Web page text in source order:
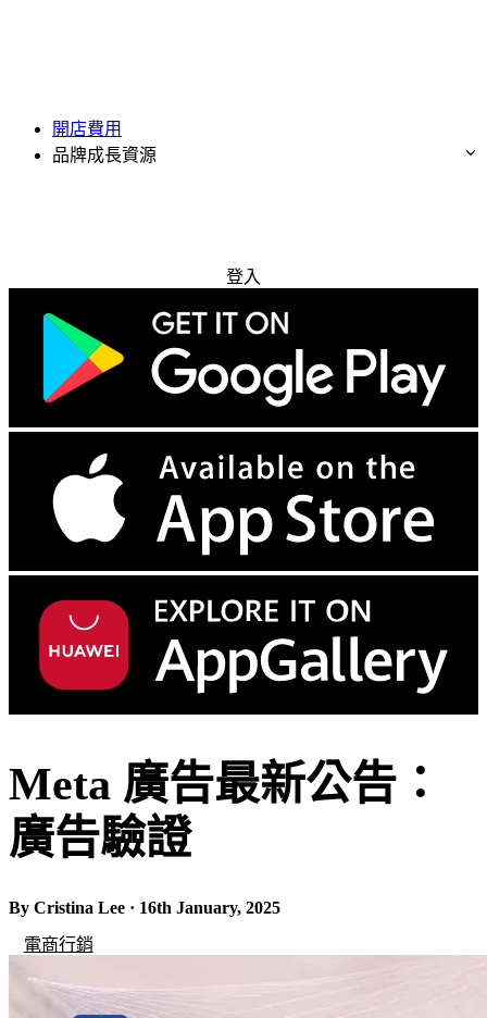
開店費用
品牌成長資源
登入
Meta 廣告最新公告：
廣告驗證
By Cristina Lee · 16th January, 2025
電商行銷